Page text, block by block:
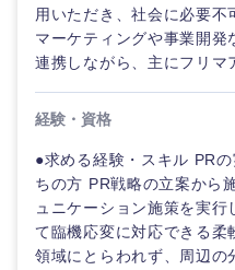
用いただき、社会に必要不
マーケティングや事業開発
連携しながら、主にフリマ
経験・資格
●求める経験・スキル PR
ちの方 PR戦略の立案から
ュニケーション施策を実
て臨機応変に対応できる
領域にとらわれず、周辺の